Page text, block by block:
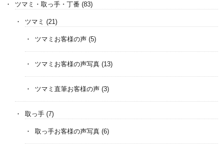
ツマミ・取っ手・丁番 (83)
ツマミ (21)
ツマミお客様の声 (5)
ツマミお客様の声写真 (13)
ツマミ直筆お客様の声 (3)
取っ手 (7)
取っ手お客様の声写真 (6)